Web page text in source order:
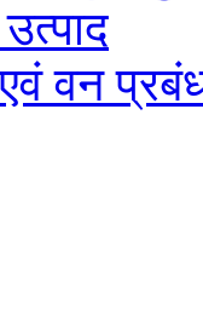
वन